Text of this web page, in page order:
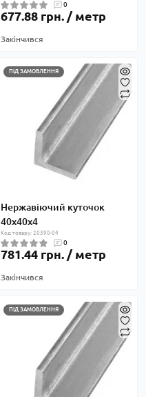
0
677.88 грн. / метр
Закінчився
ПІД ЗАМОВЛЕННЯ
Нержавіючий куточок
40х40х4
Код товару: 20390-04
0
781.44 грн. / метр
Закінчився
ПІД ЗАМОВЛЕННЯ